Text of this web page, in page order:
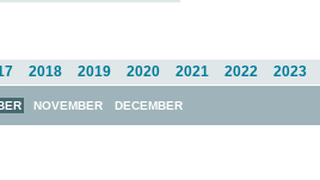
2023
2022
2021
2020
2019
2018
NOVEMBER DECEMBER